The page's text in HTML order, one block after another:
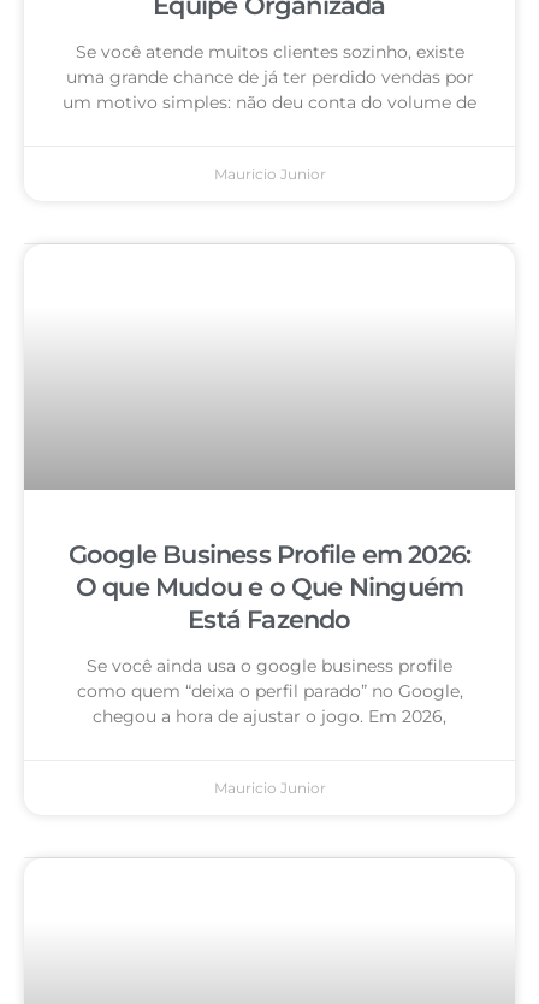
Se você atende muitos clientes sozinho, existe
uma grande chance de já ter perdido vendas por
um motivo simples: não deu conta do volume de
Mauricio Junior
Google Business Profile em 2026:
O que Mudou e o Que Ninguém
Está Fazendo
Se você ainda usa o google business profile
como quem “deixa o perfil parado” no Google,
chegou a hora de ajustar o jogo. Em 2026,
Mauricio Junior